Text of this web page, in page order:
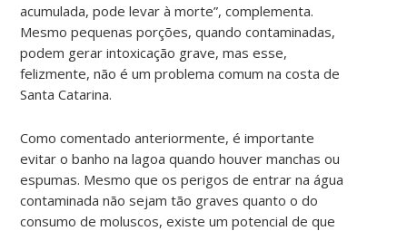
acumulada, pode levar à morte”, complementa.
Mesmo pequenas porções, quando contaminadas,
podem gerar intoxicação grave, mas esse,
felizmente, não é um problema comum na costa de
Santa Catarina.
Como comentado anteriormente, é importante
evitar o banho na lagoa quando houver manchas ou
espumas. Mesmo que os perigos de entrar na água
contaminada não sejam tão graves quanto o do
consumo de moluscos, existe um potencial de que